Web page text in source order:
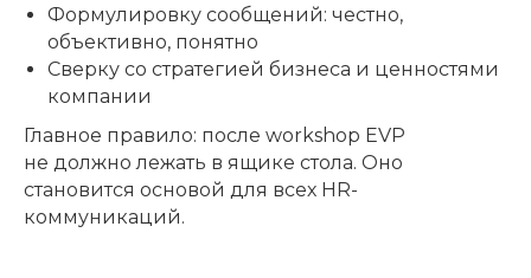
Формулировку сообщений: честно,
объективно, понятно
Сверку со стратегией бизнеса и ценностями
компании
Главное правило: после workshop EVP
не должно лежать в ящике стола. Оно
становится основой для всех HR-
коммуникаций.